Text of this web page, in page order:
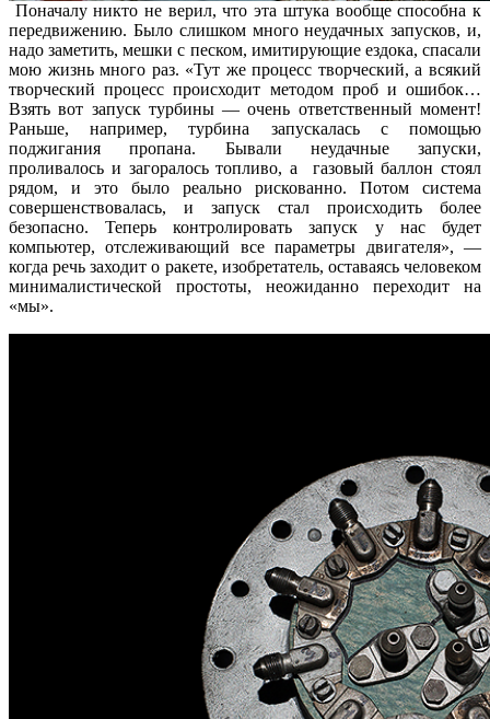
Поначалу никто не верил, что эта штука вообще способна к
передвижению. Было слишком много неудачных запусков, и,
надо заметить, мешки с песком, имитирующие ездока, спасали
мою жизнь много раз. «Тут же процесс творческий, а всякий
творческий процесс происходит методом проб и ошибок…
Взять вот запуск турбины — очень ответственный момент!
Раньше, например, турбина запускалась с помощью
поджигания пропана. Бывали неудачные запуски,
проливалось и загоралось топливо, а газовый баллон стоял
рядом, и это было реально рискованно. Потом система
совершенствовалась, и запуск стал происходить более
безопасно. Теперь контролировать запуск у нас будет
компьютер, отслеживающий все параметры двигателя», —
когда речь заходит о ракете, изобретатель, оставаясь человеком
минималистической простоты, неожиданно переходит на
«мы».